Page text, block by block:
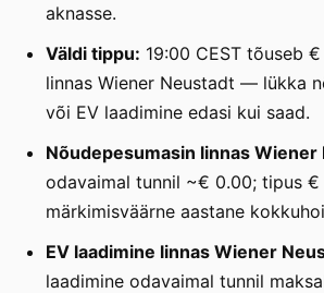
aknasse.
Väldi tippu: 19:00 CEST tõuseb
linnas Wiener Neustadt — lükka
või EV laadimine edasi kui saad.
Nõudepesumasin linnas Wiener
odavaimal tunnil ~€ 0.00; tipus
märkimisväärne aastane
EV laadimine linnas Wiener
laadimine odavaimal tunnil